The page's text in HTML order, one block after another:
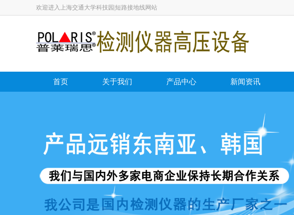
欢迎进入上海交通大学科技园|短路接地线网站
首页 关于我们 产品中心 新闻资讯